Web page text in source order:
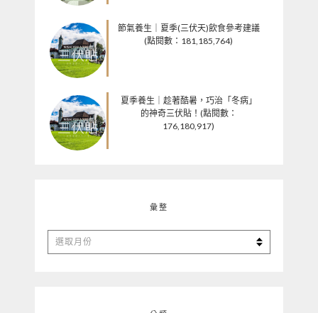
節氣養生｜夏季(三伏天)飲食參考建議
(點閱數：181,185,764)
夏季養生｜趁著酷暑，巧治「冬病」
的神奇三伏貼！(點閱數：
176,180,917)
彙整
彙
整